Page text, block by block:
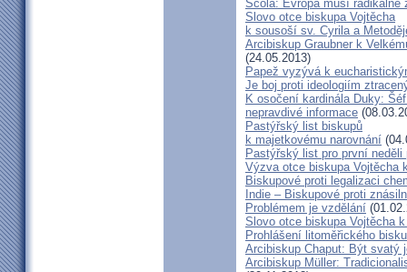
Scola: Evropa musí
Slovo otce biskupa Vojtěcha
k sousoší sv. Cyrila a
Arcibiskup Graubner k
(24.05.2013)
Papež vyzývá k
Je boj proti ideologiím
K osočení kardinála Duky:
nepravdivé informace
Pastýřský list biskupů
k majetkovému narovnání
Pastýřský list pro první neděli
Výzva otce biskupa Vojtěcha
Biskupové proti legalizaci
Indie – Biskupové proti
Problémem je vzdělání
Slovo otce biskupa Vojtěcha
Prohlášení litoměřického
Arcibiskup Chaput: Být svatý
Arcibiskup Müller: